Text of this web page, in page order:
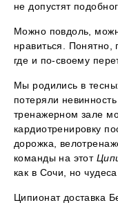
не допустят
Можно повдоль,
нравиться. Понятно,
где и по-своему
Мы родились в
потеряли
тренажерном зале
кардиотренировку
дорожка,
команды на этот
как в Сочи, но
Ципионат доставка